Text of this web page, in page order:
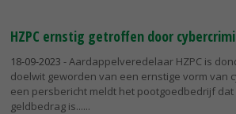
HZPC ernstig getroffen door
18-09-2023 - Aardappelveredelaar HZPC is
doelwit geworden van een ernstige vorm van
een persbericht meldt het pootgoedbedrijf
geldbedrag is...